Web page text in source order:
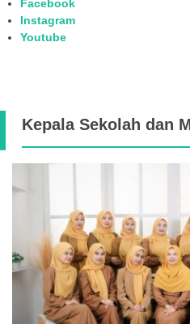
Facebook
Instagram
Youtube
Kepala Sekolah dan